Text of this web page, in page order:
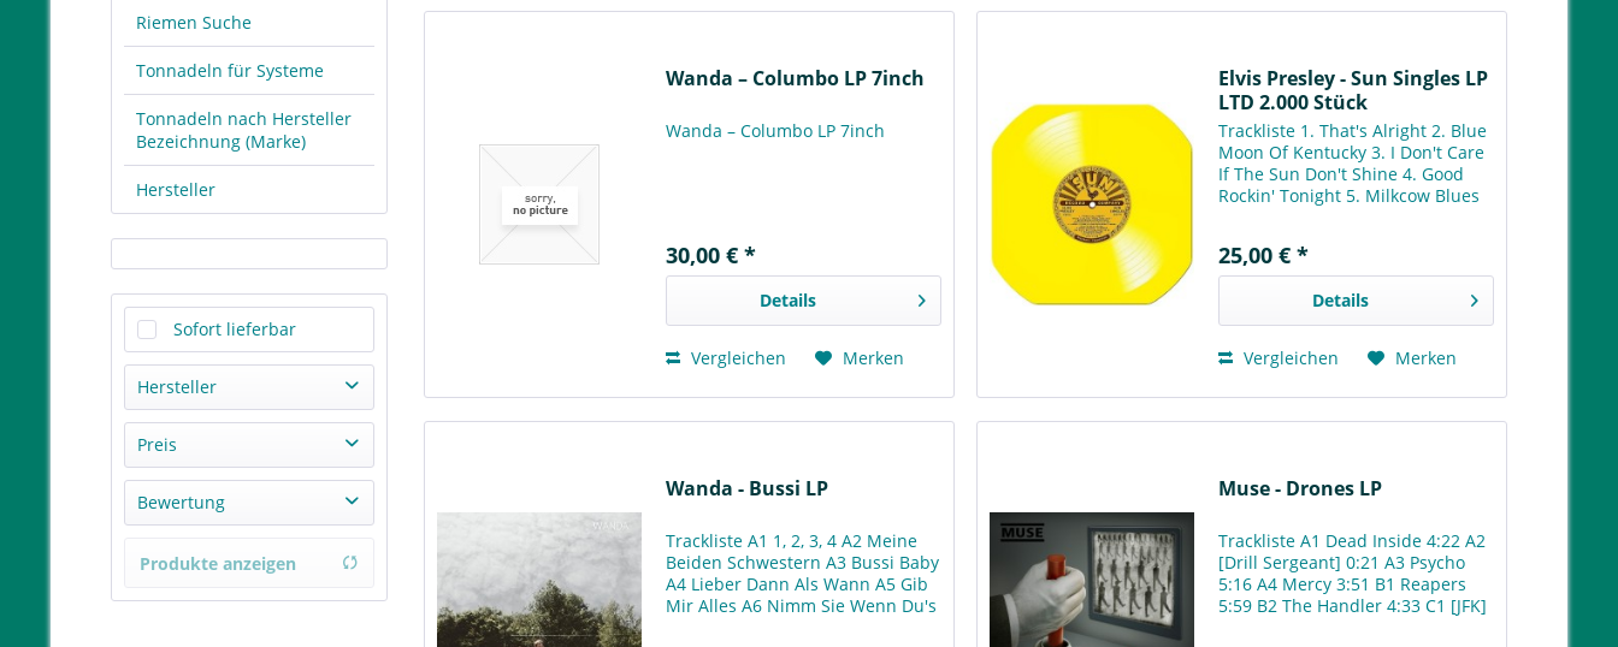
Riemen Suche
Tonnadeln für Systeme
Tonnadeln nach Hersteller
Bezeichnung (Marke)
Hersteller
Sofort lieferbar
Hersteller
Sieveking Sound
Vinyl
Preis
von11,00 €bis249,00 €
Bewertung
& mehr
& mehr
Produkte anzeigen
Wanda – Columbo LP 7inch
Wanda – Columbo LP 7inch
30,00 € *
Details
Vergleichen Merken
Elvis Presley - Sun Singles LP
LTD 2.000 Stück
Trackliste 1. That's Alright 2. Blue
Moon Of Kentucky 3. I Don't Care
If The Sun Don't Shine 4. Good
Rockin' Tonight 5. Milkcow Blues
Baby Let's Play House 9.
Mystery...
25,00 € *
Details
Vergleichen Merken
Wanda - Bussi LP
Trackliste A1 1, 2, 3, 4 A2 Meine
Beiden Schwestern A3 Bussi Baby
A4 Lieber Dann Als Wann A5 Gib
Mir Alles A6 Nimm Sie Wenn Du's
Muse - Drones LP
Trackliste A1 Dead Inside 4:22 A2
[Drill Sergeant] 0:21 A3 Psycho
5:16 A4 Mercy 3:51 B1 Reapers
5:59 B2 The Handler 4:33 C1 [JFK]